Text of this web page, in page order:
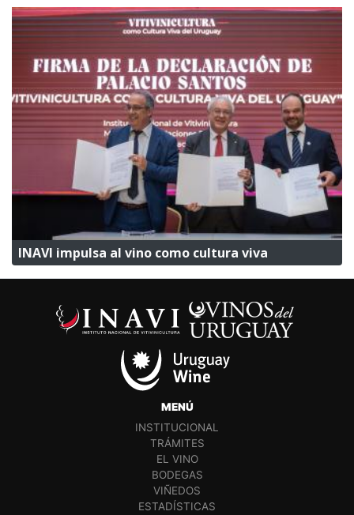
INAVI impulsa al vino como cultura viva
MENÚ
INSTITUCIONAL
TRÁMITES
EL VINO
BODEGAS
VIÑEDOS
ESTADÍSTICAS